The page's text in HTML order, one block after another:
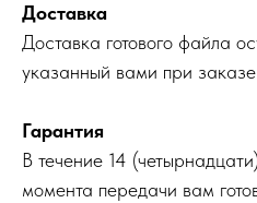
Доставка
Доставка готового файла
указанный вами при
Гарантия
В течение 14
момента передачи вам